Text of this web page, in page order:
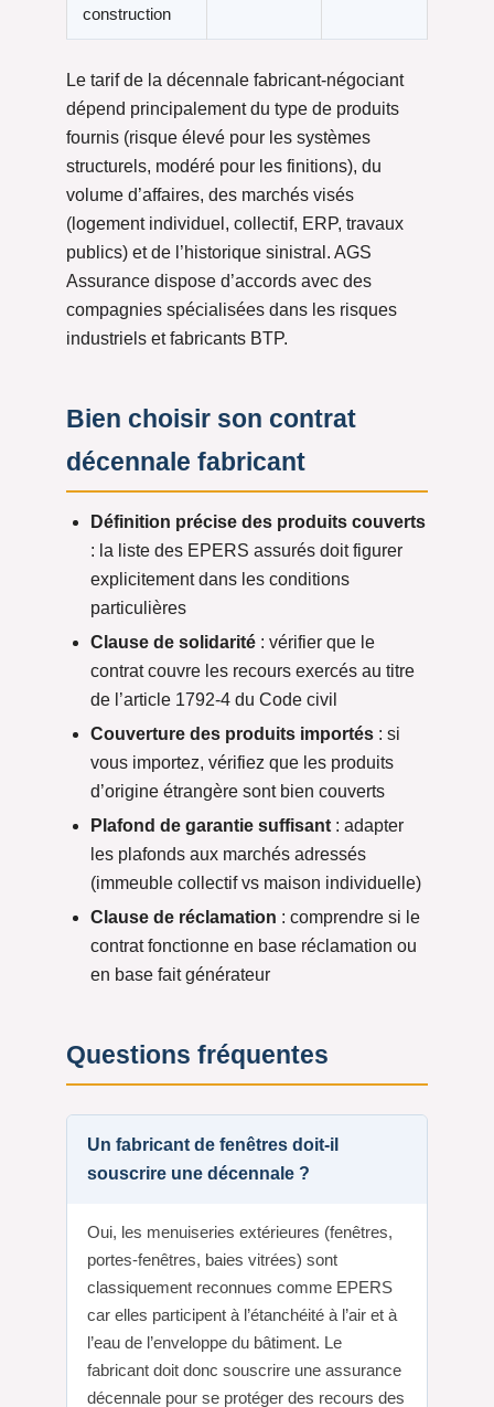
construction
Le tarif de la décennale fabricant-négociant
dépend principalement du type de produits
fournis (risque élevé pour les systèmes
structurels, modéré pour les finitions), du
volume d’affaires, des marchés visés
(logement individuel, collectif, ERP, travaux
publics) et de l’historique sinistral. AGS
Assurance dispose d’accords avec des
compagnies spécialisées dans les risques
industriels et fabricants BTP.
Bien choisir son contrat
décennale fabricant
Définition précise des produits couverts
: la liste des EPERS assurés doit figurer
explicitement dans les conditions
particulières
Clause de solidarité : vérifier que le
contrat couvre les recours exercés au titre
de l’article 1792-4 du Code civil
Couverture des produits importés : si
vous importez, vérifiez que les produits
d’origine étrangère sont bien couverts
Plafond de garantie suffisant : adapter
les plafonds aux marchés adressés
(immeuble collectif vs maison individuelle)
Clause de réclamation : comprendre si le
contrat fonctionne en base réclamation ou
en base fait générateur
Questions fréquentes
Un fabricant de fenêtres doit-il
souscrire une décennale ?
Oui, les menuiseries extérieures (fenêtres,
portes-fenêtres, baies vitrées) sont
classiquement reconnues comme EPERS
car elles participent à l’étanchéité à l’air et à
l’eau de l’enveloppe du bâtiment. Le
fabricant doit donc souscrire une assurance
décennale pour se protéger des recours des